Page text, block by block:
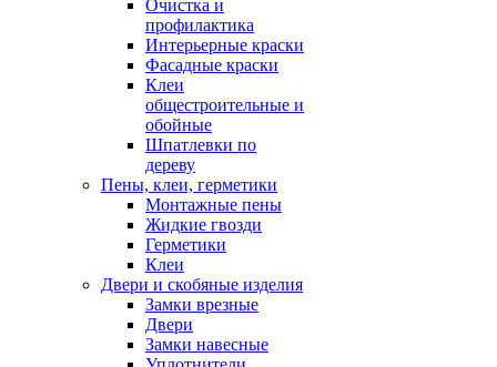
Очистка и
профилактика
Интерьерные краски
Фасадные краски
Клеи
общестроительные и
обойные
Шпатлевки по
дереву
Пены, клеи, герметики
Монтажные пены
Жидкие гвозди
Герметики
Клеи
Двери и скобяные изделия
Замки врезные
Двери
Замки навесные